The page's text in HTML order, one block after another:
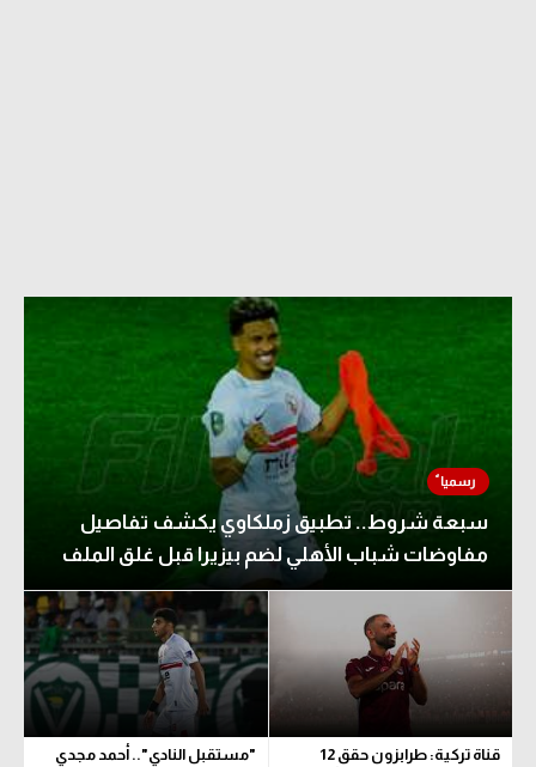
سبعة شروط.. تطبيق زملكاوي يكشف تفاصيل
مفاوضات شباب الأهلي لضم بيزيرا قبل غلق الملف
قناة تركية: طرابزون حقق 12
"مستقبل النادي".. أحمد مجدي